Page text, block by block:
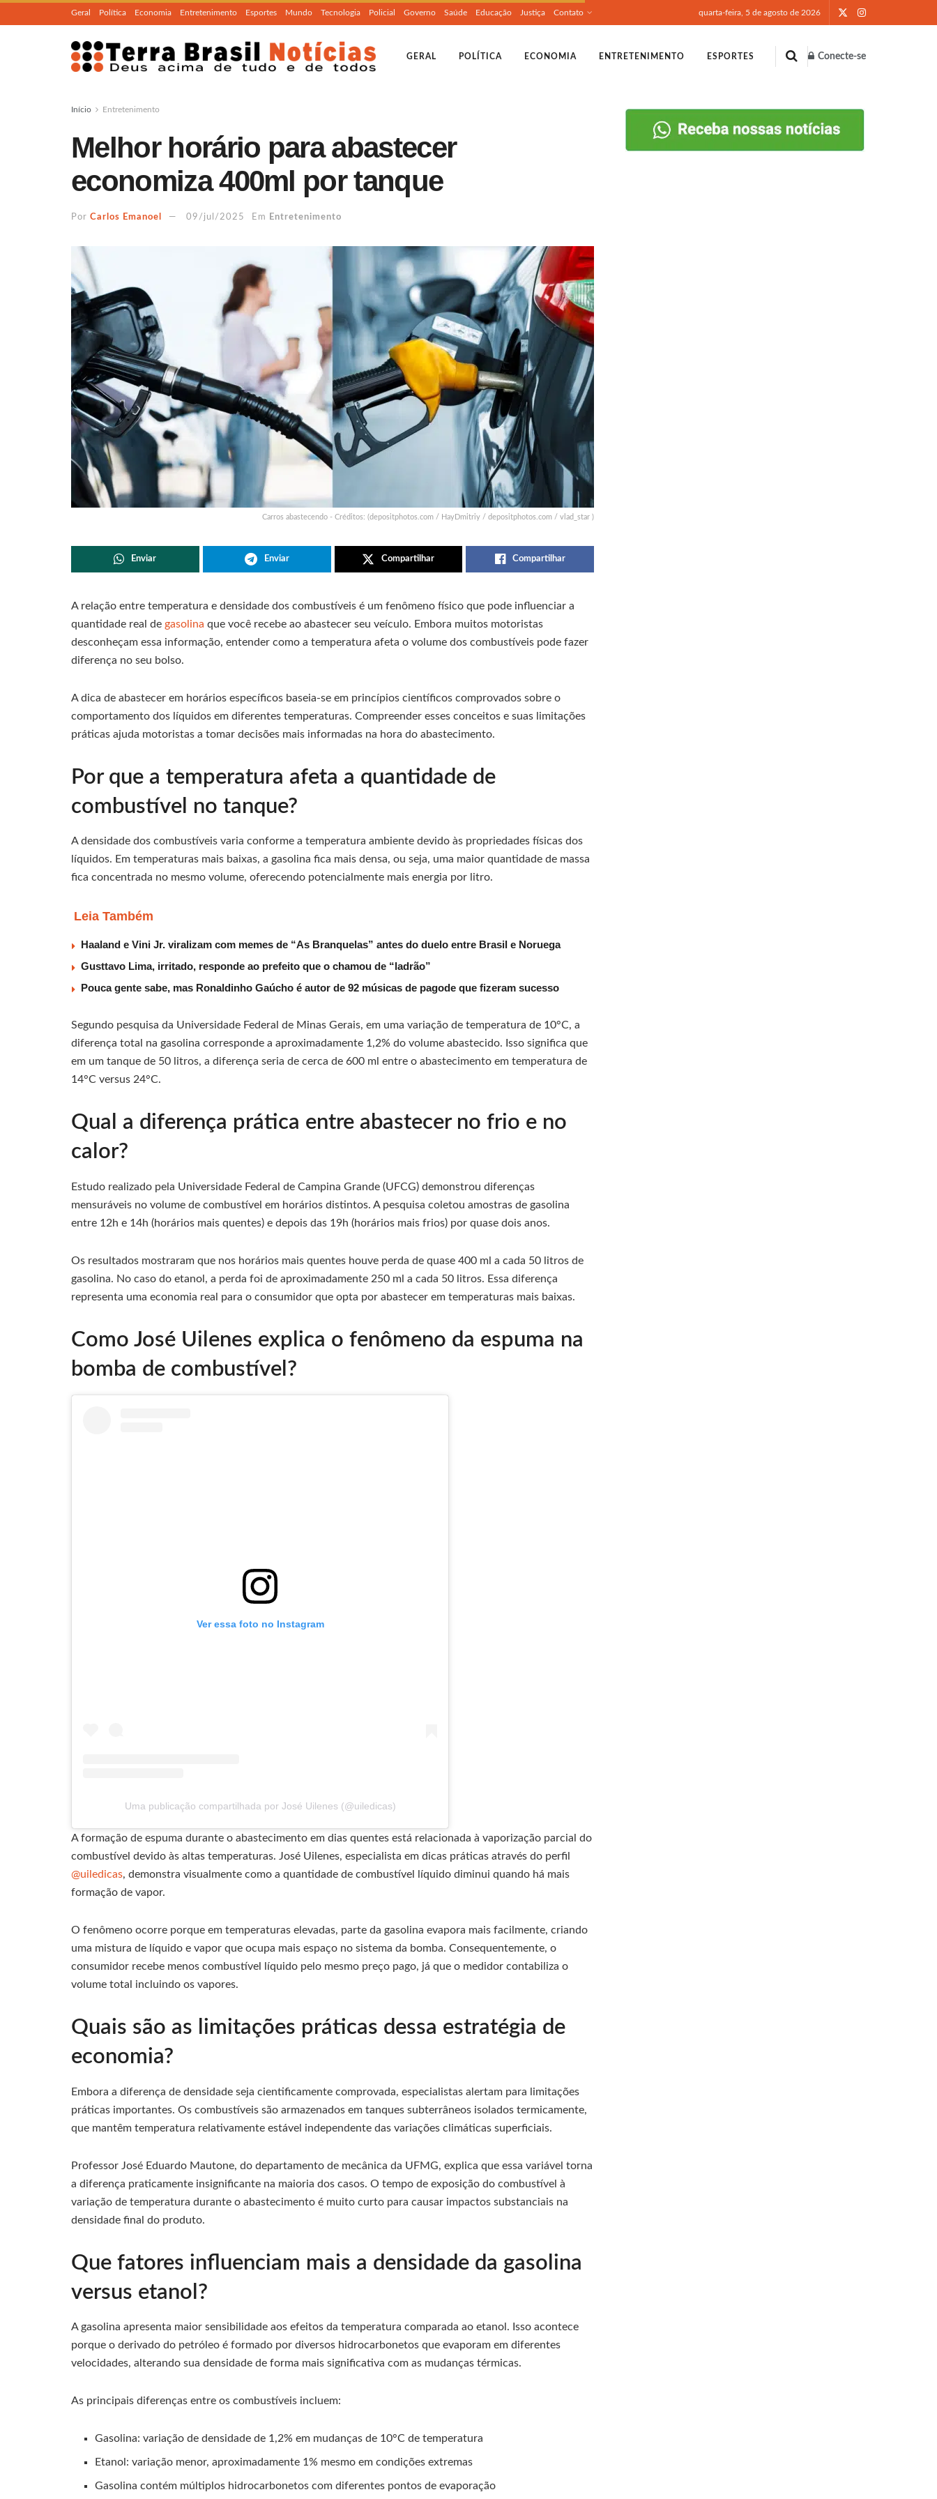
Geral Política Economia Entretenimento Esportes Mundo Tecnologia Policial Governo Saúde Educação Justiça Contato quarta-feira, 5 de agosto de 2026
GERAL POLÍTICA ECONOMIA ENTRETENIMENTO ESPORTES Conecte-se
Início Entretenimento
Melhor horário para abastecer
economiza 400ml por tanque
Por Carlos Emanoel 09/jul/2025 Em Entretenimento
Carros abastecendo - Créditos: (depositphotos.com / HayDmitriy / depositphotos.com / vlad_star )
Enviar Enviar Compartilhar Compartilhar
A relação entre temperatura e densidade dos combustíveis é um fenômeno físico que pode influenciar a
quantidade real de gasolina que você recebe ao abastecer seu veículo. Embora muitos motoristas
desconheçam essa informação, entender como a temperatura afeta o volume dos combustíveis pode fazer
diferença no seu bolso.
A dica de abastecer em horários específicos baseia-se em princípios científicos comprovados sobre o
comportamento dos líquidos em diferentes temperaturas. Compreender esses conceitos e suas limitações
práticas ajuda motoristas a tomar decisões mais informadas na hora do abastecimento.
Por que a temperatura afeta a quantidade de
combustível no tanque?
A densidade dos combustíveis varia conforme a temperatura ambiente devido às propriedades físicas dos
líquidos. Em temperaturas mais baixas, a gasolina fica mais densa, ou seja, uma maior quantidade de massa
fica concentrada no mesmo volume, oferecendo potencialmente mais energia por litro.
Leia Também
Haaland e Vini Jr. viralizam com memes de “As Branquelas” antes do duelo entre Brasil e Noruega
Gusttavo Lima, irritado, responde ao prefeito que o chamou de “ladrão”
Pouca gente sabe, mas Ronaldinho Gaúcho é autor de 92 músicas de pagode que fizeram sucesso
Segundo pesquisa da Universidade Federal de Minas Gerais, em uma variação de temperatura de 10°C, a
diferença total na gasolina corresponde a aproximadamente 1,2% do volume abastecido. Isso significa que
em um tanque de 50 litros, a diferença seria de cerca de 600 ml entre o abastecimento em temperatura de
14°C versus 24°C.
Qual a diferença prática entre abastecer no frio e no
calor?
Estudo realizado pela Universidade Federal de Campina Grande (UFCG) demonstrou diferenças
mensuráveis no volume de combustível em horários distintos. A pesquisa coletou amostras de gasolina
entre 12h e 14h (horários mais quentes) e depois das 19h (horários mais frios) por quase dois anos.
Os resultados mostraram que nos horários mais quentes houve perda de quase 400 ml a cada 50 litros de
gasolina. No caso do etanol, a perda foi de aproximadamente 250 ml a cada 50 litros. Essa diferença
representa uma economia real para o consumidor que opta por abastecer em temperaturas mais baixas.
Como José Uilenes explica o fenômeno da espuma na
bomba de combustível?
Ver essa foto no Instagram
Uma publicação compartilhada por José Uilenes (@uiledicas)
A formação de espuma durante o abastecimento em dias quentes está relacionada à vaporização parcial do
combustível devido às altas temperaturas. José Uilenes, especialista em dicas práticas através do perfil
@uiledicas, demonstra visualmente como a quantidade de combustível líquido diminui quando há mais
formação de vapor.
O fenômeno ocorre porque em temperaturas elevadas, parte da gasolina evapora mais facilmente, criando
uma mistura de líquido e vapor que ocupa mais espaço no sistema da bomba. Consequentemente, o
consumidor recebe menos combustível líquido pelo mesmo preço pago, já que o medidor contabiliza o
volume total incluindo os vapores.
Quais são as limitações práticas dessa estratégia de
economia?
Embora a diferença de densidade seja cientificamente comprovada, especialistas alertam para limitações
práticas importantes. Os combustíveis são armazenados em tanques subterrâneos isolados termicamente,
que mantêm temperatura relativamente estável independente das variações climáticas superficiais.
Professor José Eduardo Mautone, do departamento de mecânica da UFMG, explica que essa variável torna
a diferença praticamente insignificante na maioria dos casos. O tempo de exposição do combustível à
variação de temperatura durante o abastecimento é muito curto para causar impactos substanciais na
densidade final do produto.
Que fatores influenciam mais a densidade da gasolina
versus etanol?
A gasolina apresenta maior sensibilidade aos efeitos da temperatura comparada ao etanol. Isso acontece
porque o derivado do petróleo é formado por diversos hidrocarbonetos que evaporam em diferentes
velocidades, alterando sua densidade de forma mais significativa com as mudanças térmicas.
As principais diferenças entre os combustíveis incluem:
Gasolina: variação de densidade de 1,2% em mudanças de 10°C de temperatura
Etanol: variação menor, aproximadamente 1% mesmo em condições extremas
Gasolina contém múltiplos hidrocarbonetos com diferentes pontos de evaporação